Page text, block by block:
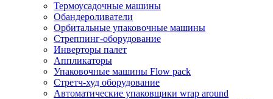
Термоусадочные машины
Обандероливатели
Орбитальные упаковочные машины
Стреппинг-оборудование
Инверторы палет
Аппликаторы
Упаковочные машины Flow pack
Стретч-худ оборудование
Автоматические упаковщики wrap around